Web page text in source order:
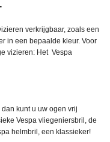
verkrijgbaar, zoals een
in een bepaalde kleur. Voor
vizieren: Het Vespa
kunt u uw ogen vrij
Vespa vliegeniersbril, de
helmbril, een klassieker!